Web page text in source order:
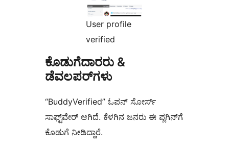
User profile
verified
ಕೊಡುಗೆದಾರರು &
ಡೆವಲಪರ್‌ಗಳು
“BuddyVerified” ಓಪನ್ ಸೋರ್ಸ್
ಸಾಫ್ಟ್‌ವೇರ್ ಆಗಿದೆ. ಕೆಳಗಿನ ಜನರು ಈ ಪ್ಲಗಿನ್‌ಗೆ
ಕೊಡುಗೆ ನೀಡಿದ್ದಾರೆ.